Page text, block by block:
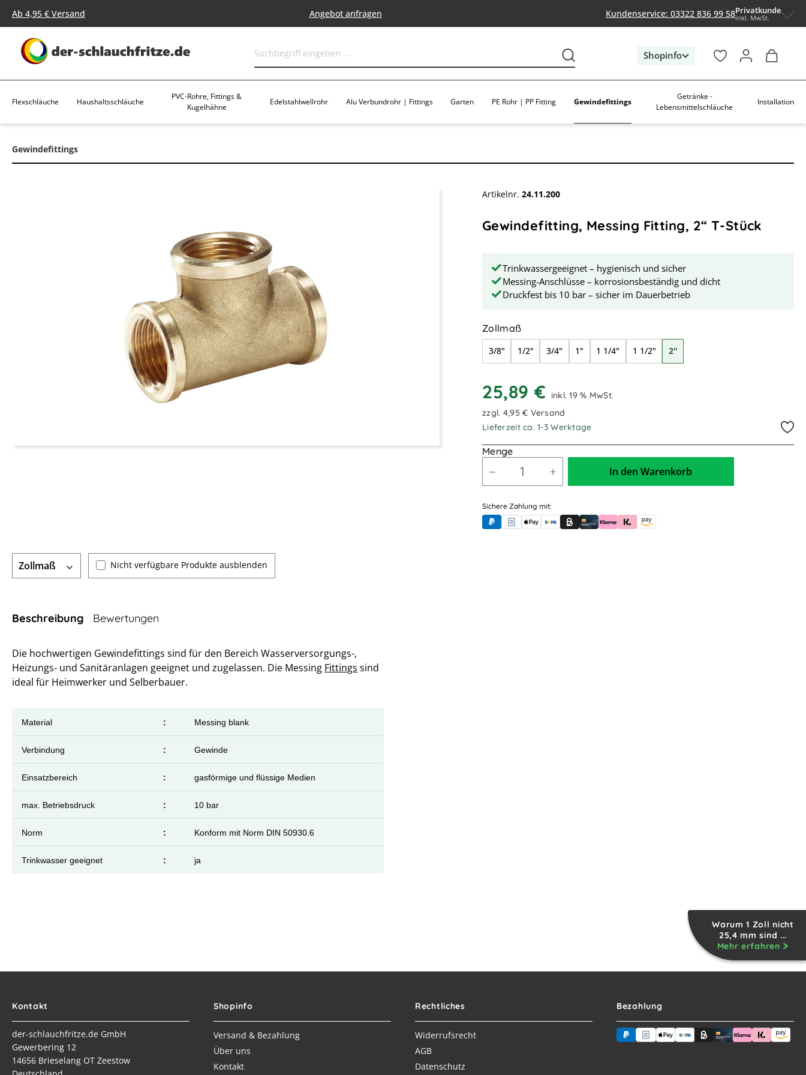
Zur Hauptnavigation springen
Ab 4,95 € Versand Angebot anfragen Kundenservice: 03322 836 99 58Privatkunde
inkl. MwSt.
Shopinfo
Flexschläuche Haushaltsschläuche
PVC-Rohre, Fittings &
Kugelhähne
Edelstahlwellrohr Alu Verbundrohr | Fittings Garten PE Rohr | PP Fitting Gewindefittings
Getränke -
Lebensmittelschläuche
Installation
Warum 1 Zoll nicht
25,4 mm sind ...
Mehr erfahren
Gewindefittings
Artikelnr. 24.11.200
Gewindefitting, Messing Fitting, 2“ T-Stück
Trinkwassergeeignet – hygienisch und sicher
Messing-Anschlüsse – korrosionsbeständig und dicht
Druckfest bis 10 bar – sicher im Dauerbetrieb
Zollmaßauswählen
3/8" 1/2" 3/4" 1" 1 1/4" 1 1/2" 2"
25,89 €
inkl. 19 % MwSt.
zzgl. 4,95 € Versand
Lieferzeit ca. 1-3 Werktage
Menge
In den Warenkorb
Sichere Zahlung mit:
PayPalRechnungskauf (für Behörden)
Apple PayBanküberweisung (vorab)
Rechnungskauf (Billie)
Kreditkarte
Rechnung oder Ratenkauf (Klarna)
Sofortüberweisung (Klarna)
Amazon Pay
Zollmaß Nicht verfügbare Produkte ausblenden
Beschreibung Bewertungen
Die hochwertigen Gewindefittings sind für den Bereich Wasserversorgungs-,
Heizungs- und Sanitäranlagen geeignet und zugelassen. Die Messing Fittings sind
ideal für Heimwerker und Selberbauer.
Material : Messing blank
Verbindung : Gewinde
Einsatzbereich : gasförmige und flüssige Medien
max. Betriebsdruck : 10 bar
Norm : Konform mit Norm DIN 50930.6
Trinkwasser geeignet : ja
Kontakt
der-schlauchfritze.de GmbH
Gewerbering 12
14656 Brieselang OT Zeestow
Shopinfo
Versand & Bezahlung
Über uns
Kontakt
Rechtliches
Widerrufsrecht
AGB
Datenschutz
Bezahlung
PayPalRechnungskauf (für Behörden)
Apple PayBanküberweisung (vorab)
Rechnungskauf (Billie)
Kreditkarte
Rechnung